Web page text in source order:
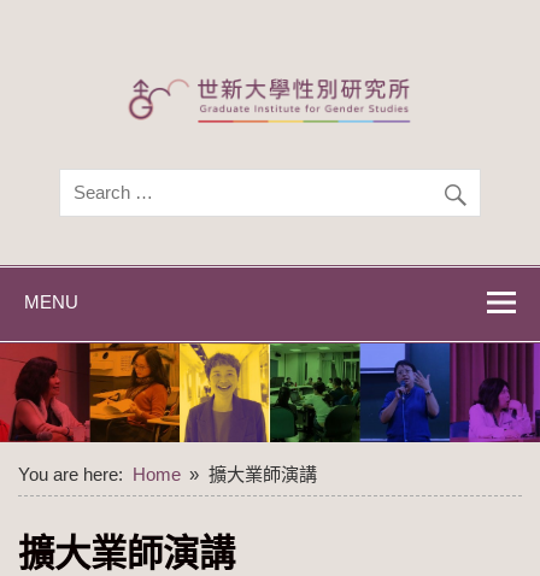
世新大學性別研
世新大學性別研究所
MENU
You are here: Home 擴大業師演講
擴大業師演講